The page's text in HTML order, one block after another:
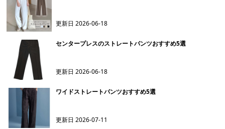
更新日2026-06-18
センタープレスのストレートパンツおすすめ5選
更新日2026-06-18
ワイドストレートパンツおすすめ5選
更新日2026-07-11